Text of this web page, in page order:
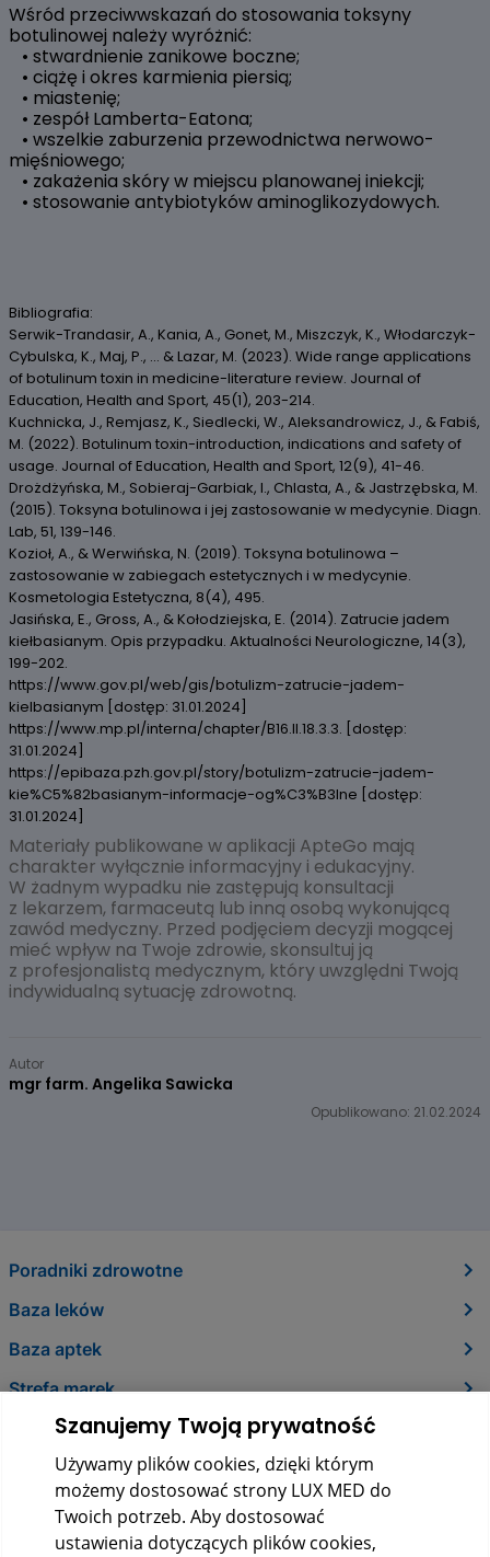
Wśród przeciwwskazań do stosowania toksyny
botulinowej należy wyróżnić:
• stwardnienie zanikowe boczne;
• ciążę i okres karmienia piersią;
• miastenię;
• zespół Lamberta-Eatona;
• wszelkie zaburzenia przewodnictwa nerwowo-
mięśniowego;
• zakażenia skóry w miejscu planowanej iniekcji;
• stosowanie antybiotyków aminoglikozydowych.
Bibliografia:
Serwik-Trandasir, A., Kania, A., Gonet, M., Miszczyk, K., Włodarczyk-
Cybulska, K., Maj, P., ... & Lazar, M. (2023). Wide range applications
of botulinum toxin in medicine-literature review. Journal of
Education, Health and Sport, 45(1), 203-214.
Kuchnicka, J., Remjasz, K., Siedlecki, W., Aleksandrowicz, J., & Fabiś,
M. (2022). Botulinum toxin-introduction, indications and safety of
usage. Journal of Education, Health and Sport, 12(9), 41-46.
Drożdżyńska, M., Sobieraj-Garbiak, I., Chlasta, A., & Jastrzębska, M.
(2015). Toksyna botulinowa i jej zastosowanie w medycynie. Diagn.
Lab, 51, 139-146.
Kozioł, A., & Werwińska, N. (2019). Toksyna botulinowa –
zastosowanie w zabiegach estetycznych i w medycynie.
Kosmetologia Estetyczna, 8(4), 495.
Jasińska, E., Gross, A., & Kołodziejska, E. (2014). Zatrucie jadem
kiełbasianym. Opis przypadku. Aktualności Neurologiczne, 14(3),
199-202.
https://www.gov.pl/web/gis/botulizm-zatrucie-jadem-
kielbasianym [dostęp: 31.01.2024]
https://www.mp.pl/interna/chapter/B16.II.18.3.3. [dostęp:
31.01.2024]
https://epibaza.pzh.gov.pl/story/botulizm-zatrucie-jadem-
kie%C5%82basianym-informacje-og%C3%B3lne [dostęp:
31.01.2024]
Materiały publikowane w aplikacji ApteGo mają
charakter wyłącznie informacyjny i edukacyjny.
W żadnym wypadku nie zastępują konsultacji
z lekarzem, farmaceutą lub inną osobą wykonującą
zawód medyczny. Przed podjęciem decyzji mogącej
mieć wpływ na Twoje zdrowie, skonsultuj ją
z profesjonalistą medycznym, który uwzględni Twoją
indywidualną sytuację zdrowotną.
Autor
mgr farm. Angelika Sawicka
Opublikowano: 21.02.2024
Poradniki zdrowotne
Baza leków
Baza aptek
Strefa marek
O nas
Kontakt
Szanujemy Twoją prywatność
Używamy plików cookies, dzięki którym
możemy dostosować strony LUX MED do
Twoich potrzeb. Aby dostosować
ustawienia dotyczących plików cookies,